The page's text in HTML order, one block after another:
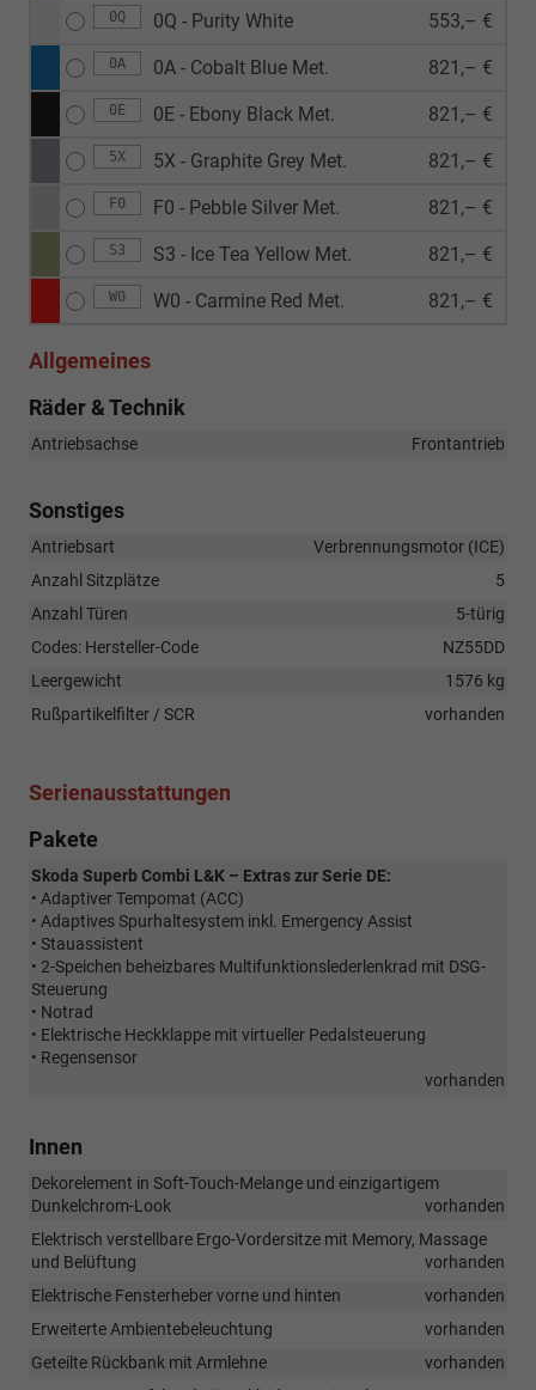
0Q 0Q - Purity White 553,– €
0A 0A - Cobalt Blue Met. 821,– €
0E 0E - Ebony Black Met. 821,– €
5X 5X - Graphite Grey Met. 821,– €
F0 F0 - Pebble Silver Met. 821,– €
S3 S3 - Ice Tea Yellow Met. 821,– €
W0 W0 - Carmine Red Met. 821,– €
Allgemeines
Räder & Technik
Antriebsachse Frontantrieb
Sonstiges
Antriebsart
Verbrennungsmotor (ICE)
Anzahl Sitzplätze
5
Anzahl Türen
5-türig
Codes: Hersteller-Code
NZ55DD
Leergewicht
1576 kg
Rußpartikelfilter / SCR
vorhanden
Serienausstattungen
Pakete
Skoda Superb Combi L&K – Extras zur Serie DE:
• Adaptiver Tempomat (ACC)
• Adaptives Spurhaltesystem inkl. Emergency Assist
• Stauassistent
• 2-Speichen beheizbares Multifunktionslederlenkrad mit DSG-
Steuerung
• Notrad
• Elektrische Heckklappe mit virtueller Pedalsteuerung
• Regensensor
vorhanden
Innen
Dekorelement in Soft-Touch-Melange und einzigartigem
Dunkelchrom-Look
vorhanden
Elektrisch verstellbare Ergo-Vordersitze mit Memory, Massage
und Belüftung
vorhanden
Elektrische Fensterheber vorne und hinten
vorhanden
Erweiterte Ambientebeleuchtung
vorhanden
Geteilte Rückbank mit Armlehne
vorhanden